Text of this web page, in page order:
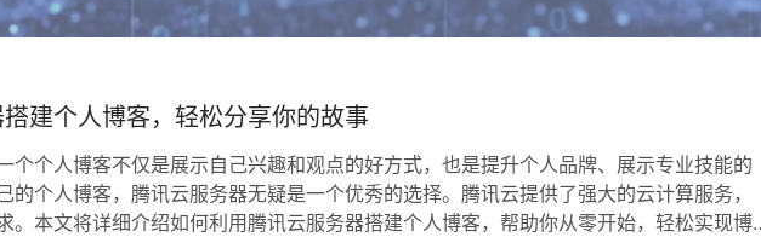
建个人博客，轻松分享你的故事
个个人博客不仅是展示自己兴趣和观点的好方式，也是提升个人品牌、展示专业技能的
的个人博客，腾讯云服务器无疑是一个优秀的选择。腾讯云提供了强大的云计算服务，
。本文将详细介绍如何利用腾讯云服务器搭建个人博客，帮助你从零开始，轻松实现博